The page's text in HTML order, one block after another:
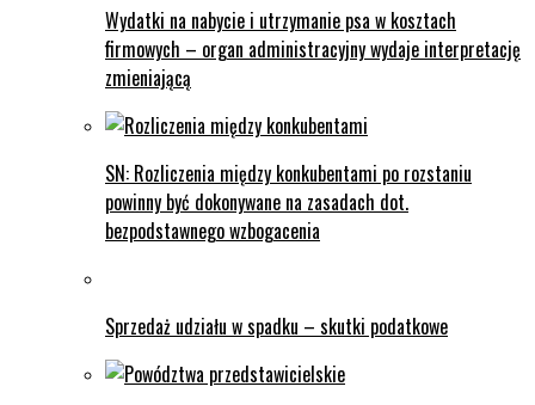
Wydatki na nabycie i utrzymanie psa w kosztach
firmowych – organ administracyjny wydaje interpretację
zmieniającą
SN: Rozliczenia między konkubentami po rozstaniu
powinny być dokonywane na zasadach dot.
bezpodstawnego wzbogacenia
Sprzedaż udziału w spadku – skutki podatkowe